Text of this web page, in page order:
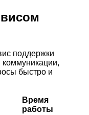
поддержки
коммуникации,
быстро и
Время
работы